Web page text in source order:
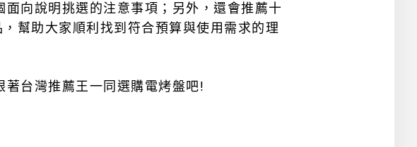
向說明挑選的注意事項；另外，還會推薦十
幫助大家順利找到符合預算與使用需求的理
台灣推薦王一同選購電烤盤吧!